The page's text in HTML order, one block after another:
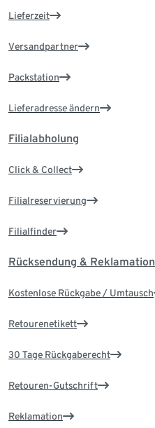
Lieferzeit
Versandpartner
Packstation
Lieferadresse ändern
Filialabholung
Click & Collect
Filialreservierung
Filialfinder
Rücksendung & Reklamation
Kostenlose Rückgabe / Umtausch
Retourenetikett
30 Tage Rückgaberecht
Retouren-Gutschrift
Reklamation